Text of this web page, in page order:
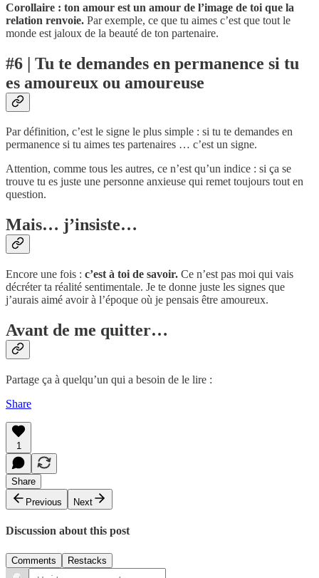
Corollaire : ton amour est un amour de l’image de toi que la
relation renvoie. Par exemple, ce que tu aimes c’est que tout le
monde est jaloux de la beauté de ton partenaire.
#6 | Tu te demandes en permanence si tu
es amoureux ou amoureuse
Par définition, c’est le signe le plus simple : si tu te demandes en
permanence si tu aimes tes partenaires … c’est un signe.
Attention, comme tous les autres, ce n’est qu’un indice : si ça se
trouve tu es juste une personne anxieuse qui remet toujours tout en
question.
Mais… j’insiste…
Encore une fois : c’est à toi de savoir. Ce n’est pas moi qui vais
décréter ta réalité sentimentale. Je te donne juste les signes que
j’aurais aimé avoir à l’époque où je pensais être amoureux.
Avant de me quitter…
Partage ça à quelqu’un qui a besoin de le lire :
Share
1
Share
Previous
Next
Discussion about this post
Comments Restacks